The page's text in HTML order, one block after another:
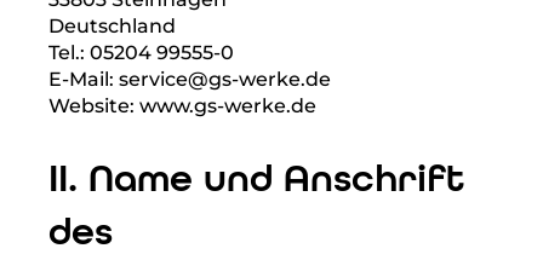
I. Name und Anschrift
des Verantwortlichen
Datenschutz-Grundverordnung und anderer
Mitgliedsstaaten sowie sonstiger